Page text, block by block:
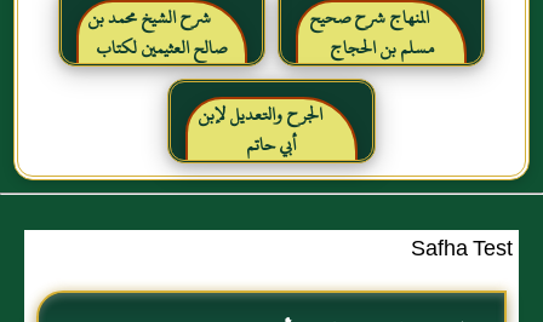
المنهاج شرح صحيح
مسلم بن الحجاج
شرح الشيخ محمد بن
صالح العثيمين لكتاب
رياض الصالحين للإمام
النووي رحمهم الله تعالىالجرح والتعديل لإبن
أبي حاتم
Safha Test